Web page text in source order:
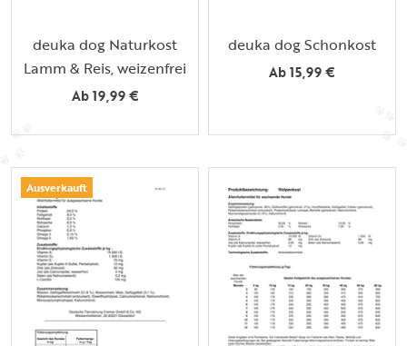
deuka dog Naturkost
Lamm & Reis, weizenfrei
Ab 19,99 €
deuka dog Schonkost
Ab 15,99 €
Ausverkauft